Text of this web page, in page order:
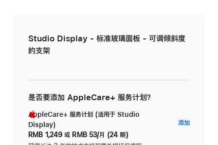
Studio Display - 标准玻璃面板 - 可调倾斜度
的支架
是否要添加 AppleCare+ 服务计划？
AppleCare+ 服务计划 (适用于 Studio
Display)
RMB 1,249 或 RMB 53/月 (24 期)
添加